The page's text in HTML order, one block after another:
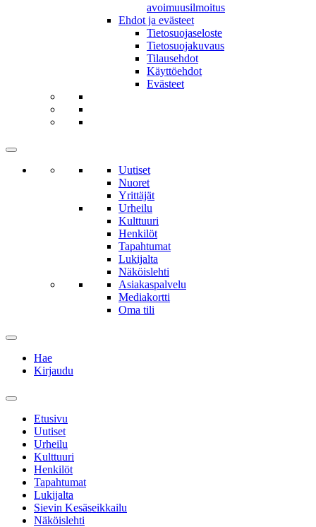
avoimuusilmoitus
Ehdot ja evästeet
Tietosuojaseloste
Tietosuojakuvaus
Tilausehdot
Käyttöehdot
Evästeet
Uutiset
Nuoret
Yrittäjät
Urheilu
Kulttuuri
Henkilöt
Tapahtumat
Lukijalta
Näköislehti
Asiakaspalvelu
Mediakortti
Oma tili
Hae
Kirjaudu
Etusivu
Uutiset
Urheilu
Kulttuuri
Henkilöt
Tapahtumat
Lukijalta
Sievin Kesäseikkailu
Näköislehti